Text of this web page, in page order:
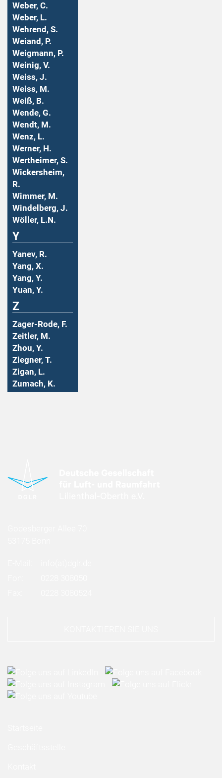
Weber, C.
Weber, L.
Wehrend, S.
Weiand, P.
Weigmann, P.
Weinig, V.
Weiss, J.
Weiss, M.
Weiß, B.
Wende, G.
Wendt, M.
Wenz, L.
Werner, H.
Wertheimer, S.
Wickersheim,
R.
Wimmer, M.
Windelberg, J.
Wöller, L.N.
Y
Yanev, R.
Yang, X.
Yang, Y.
Yuan, Y.
Z
Zager-Rode, F.
Zeitler, M.
Zhou, Y.
Ziegner, T.
Zigan, L.
Zumach, K.